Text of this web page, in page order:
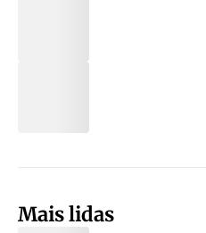
Mais lidas